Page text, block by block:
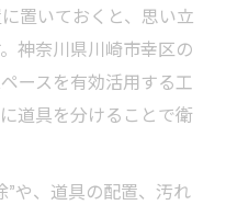
家づくりとは
快適度が向上
やすさを実感
の基本知識
置いておくと、思い立
神奈川県川崎市幸区の
ースを有効活用する工
道具を分けることで衛
”や、道具の配置、汚れ